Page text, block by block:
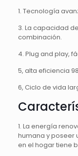
1. Tecnología
3. La capacidad
combinación.
4. Plug and play,
5, alta eficiencia
6, Ciclo de vida
1. La energía
humana y poseer
en el hogar tiene